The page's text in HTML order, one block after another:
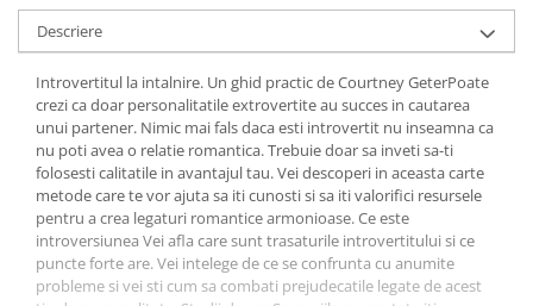
Dictionare de limba romana
Dictionare tematice
Enciclopedii
Diete si fitness
Diete si alimentatie sanatoasa
Fitness si frumusete
Diverse
Diverse
Feng Shui
Descriere
Introvertitul la intalnire. Un ghid practic de Courtney GeterPoate
crezi ca doar personalitatile extrovertite au succes in cautarea
unui partener. Nimic mai fals daca esti introvertit nu inseamna ca
nu poti avea o relatie romantica. Trebuie doar sa inveti sa-ti
folosesti calitatile in avantajul tau. Vei descoperi in aceasta carte
metode care te vor ajuta sa iti cunosti si sa iti valorifici resursele
pentru a crea legaturi romantice armonioase. Ce este
introversiunea Vei afla care sunt trasaturile introvertitului si ce
puncte forte are. Vei intelege de ce se confrunta cu anumite
probleme si vei sti cum sa combati prejudecatile legate de acest